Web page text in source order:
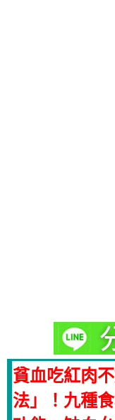
貧血吃紅肉
法」！九種